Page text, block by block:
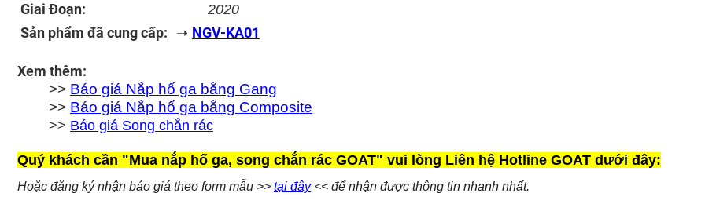
Giai Đoạn: 2020
Sản phẩm đã cung cấp: ➝ NGV-KA01
Xem thêm:
>> Báo giá Nắp hố ga bằng Gang
>> Báo giá Nắp hố ga bằng Composite
>> Báo giá Song chắn rác
Quý khách cần "Mua nắp hố ga, song chắn rác GOAT" vui lòng Liên hệ Hotline GOAT dưới đây:
Hoặc đăng ký nhận báo giá theo form mẫu >> tại đây<< để nhận được thông tin nhanh nhất.